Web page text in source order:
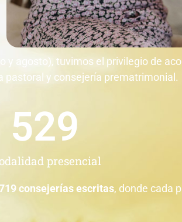
y agosto), tuvimos el privilegio de
pastoral y consejería prematrimonial.
presencial
529
consejerías escritas, donde cada